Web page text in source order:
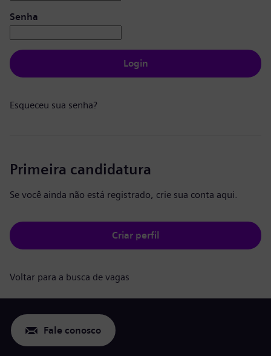
Senha
Login
Esqueceu sua senha?
Primeira candidatura
Se você ainda não está registrado, crie sua conta aqui.
Criar perfil
Voltar para a busca de vagas
Fale conosco